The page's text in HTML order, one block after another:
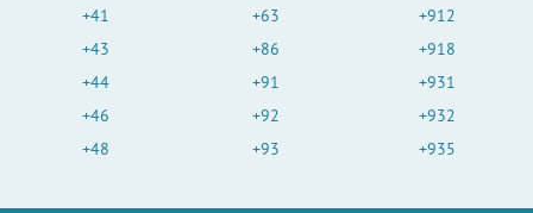
+41
+43
+44
+46
+48
+63
+86
+91
+92
+93
+912
+918
+931
+932
+935